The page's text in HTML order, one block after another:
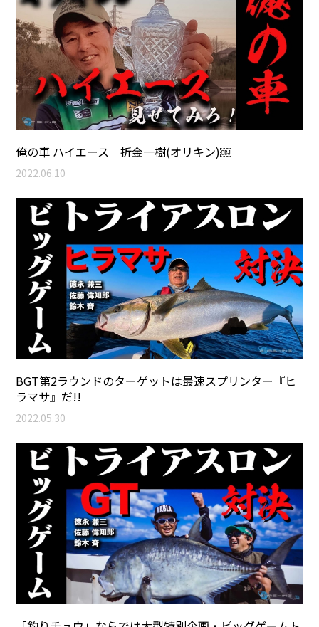
俺の車 ハイエース 折金一樹(オリキン)￼
2022.06.10
BGT第2ラウンドのターゲットは最速スプリンター『ヒ
ラマサ』だ!!
2022.05.30